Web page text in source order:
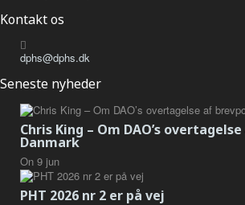
Kontakt os
dphs@dphs.dk
Seneste nyheder
Chris King – Om DAO’s
Danmark
On 9 jun
PHT 2026 nr 2 er på vej